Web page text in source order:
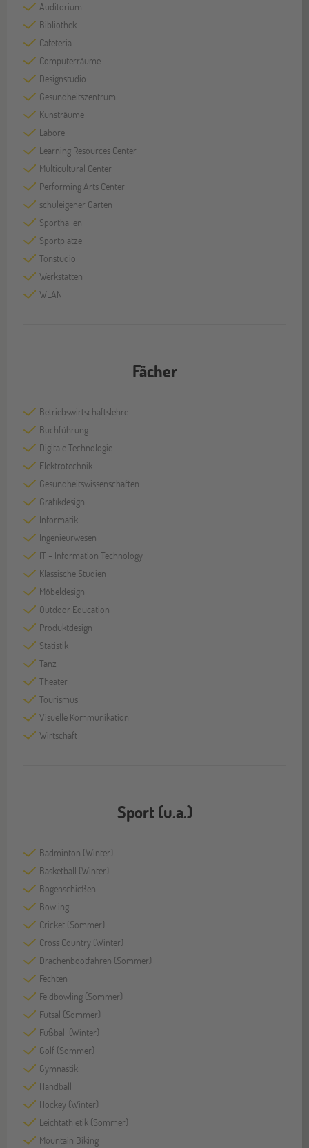
Auditorium
Bibliothek
Cafeteria
Computerräume
Designstudio
Gesundheitszentrum
Kunsträume
Labore
Learning Resources Center
Multicultural Center
Performing Arts Center
schuleigener Garten
Sporthallen
Sportplätze
Tonstudio
Werkstätten
WLAN
Fächer
Betriebswirtschaftslehre
Buchführung
Digitale Technologie
Elektrotechnik
Gesundheitswissenschaften
Grafikdesign
Informatik
Ingenieurwesen
IT - Information Technology
Klassische Studien
Möbeldesign
Outdoor Education
Produktdesign
Statistik
Tanz
Theater
Tourismus
Visuelle Kommunikation
Wirtschaft
Sport (u.a.)
Badminton (Winter)
Basketball (Winter)
Bogenschießen
Bowling
Cricket (Sommer)
Cross Country (Winter)
Drachenbootfahren (Sommer)
Fechten
Feldbowling (Sommer)
Futsal (Sommer)
Fußball (Winter)
Golf (Sommer)
Gymnastik
Handball
Hockey (Winter)
Leichtathletik (Sommer)
Mountain Biking